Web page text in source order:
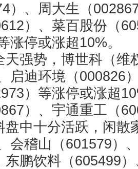
）、周大生（
）、菜百股份（
涨停或涨超10%。
势，博世科（维
启迪环境（000826
）等涨停或涨超
）、宇通重工（
十分活跃，闲散
会稽山（601579）
东鹏饮料（605499